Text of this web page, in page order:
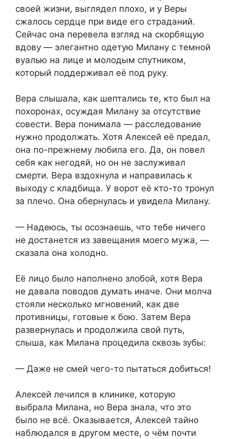
своей жизни, выглядел плохо, и у Веры
сжалось сердце при виде его страданий.
Сейчас она перевела взгляд на скорбящую
вдову — элегантно одетую Милану с темной
вуалью на лице и молодым спутником,
который поддерживал её под руку.
Вера слышала, как шептались те, кто был на
похоронах, осуждая Милану за отсутствие
совести. Вера понимала — расследование
нужно продолжать. Хотя Алексей её предал,
она по-прежнему любила его. Да, он повел
себя как негодяй, но он не заслуживал
смерти. Вера вздохнула и направилась к
выходу с кладбища. У ворот её кто-то тронул
за плечо. Она обернулась и увидела Милану.
— Надеюсь, ты осознаешь, что тебе ничего
не достанется из завещания моего мужа, —
сказала она холодно.
Её лицо было наполнено злобой, хотя Вера
не давала поводов думать иначе. Они молча
стояли несколько мгновений, как две
противницы, готовые к бою. Затем Вера
развернулась и продолжила свой путь,
слыша, как Милана процедила сквозь зубы:
— Даже не смей чего-то пытаться добиться!
Алексей лечился в клинике, которую
выбрала Милана, но Вера знала, что это
было не всё. Оказывается, Алексей тайно
наблюдался в другом месте, о чём почти